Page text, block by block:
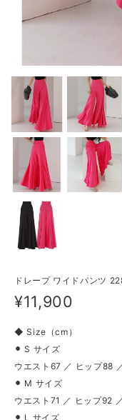
ドレープ ワイドパンツ
¥11,900
◆ Size（cm）
⚫︎ S サイズ
ウエスト67 ／ ヒップ88
⚫︎ M サイズ
ウエスト71 ／ ヒップ92
⚫︎ L サイズ